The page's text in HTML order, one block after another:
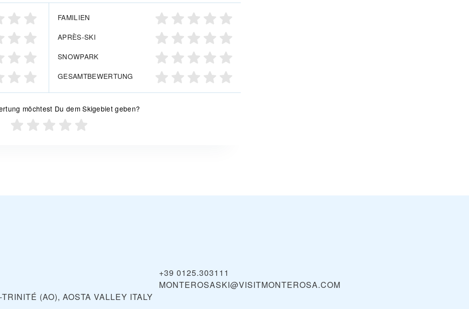
FAMILIEN
APRÈS-SKI
SNOWPARK
GESAMTBEWERTUNG
möchtest Du dem Skigebiet geben?
(AO), AOSTA VALLEY ITALY
+39 0125.303111
MONTEROSASKI@VISITMONTEROSA.COM